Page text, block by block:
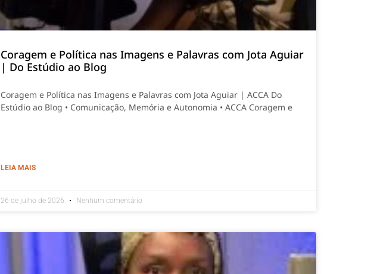
Coragem e Política nas Imagens e Palavras com Jota Aguiar
| Do Estúdio ao Blog
Coragem e Política nas Imagens e Palavras com Jota Aguiar | ACCA Do
Estúdio ao Blog • Comunicação, Memória e Autonomia • ACCA Coragem e
LEIA MAIS
26 de julho de 2026 Nenhum comentário